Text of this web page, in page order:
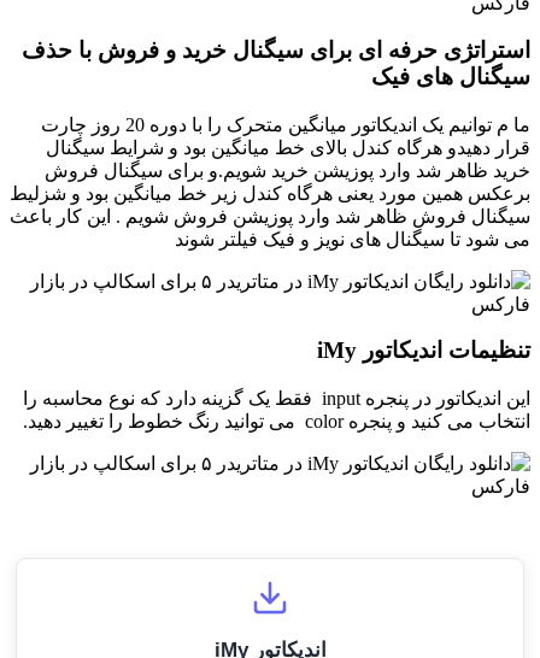
استراتژی حرفه ای برای سیگنال خرید و فروش با حذف
سیگنال های فیک
ما م توانیم یک اندیکاتور میانگین متحرک را با دوره 20 روز چارت
قرار دهیدو هرگاه کندل بالای خط میانگین بود و شرایط سیگنال
خرید ظاهر شد وارد پوزیشن خرید شویم.و برای سیگنال فروش
برعکس همین مورد یعنی هرگاه کندل زیر خط میانگین بود و شزلیط
سیگنال فروش ظاهر شد وارد پوزیشن فروش شویم . این کار باعث
می شود تا سیگنال های نویز و فیک فیلتر شوند
تنظیمات اندیکاتور iMy
این اندیکاتور در پنجره input فقط یک گزینه دارد که نوع محاسبه را
انتخاب می کنید و پنجره color می توانید رنگ خطوط را تغییر دهید.
اندیکاتور iMy